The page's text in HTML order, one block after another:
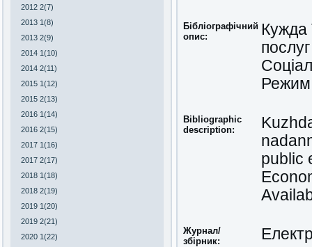
2012 2(7)
2013 1(8)
2013 2(9)
2014 1(10)
2014 2(11)
2015 1(12)
2015 2(13)
2016 1(14)
2016 2(15)
2017 1(16)
2017 2(17)
2018 1(18)
2018 2(19)
2019 1(20)
2019 2(21)
2020 1(22)
Бібліографічний
опис:
Кужда
Режим
Bibliographic
description:
public
Журнал/
збірник: